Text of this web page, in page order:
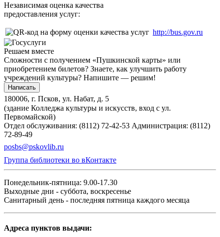
Независимая оценка качества
предоставления услуг:
http://bus.gov.ru
Решаем вместе
Сложности с получением «Пушкинской карты» или
приобретением билетов? Знаете, как улучшить работу
учреждений культуры? Напишите — решим!
Написать
180006, г. Псков, ул. Набат, д. 5
(здание Колледжа культуры и искусств, вход с ул.
Первомайской)
Отдел обслуживания: (8112) 72-42-53 Администрация: (8112)
72-89-49
posbs@pskovlib.ru
Группа библиотеки во вКонтакте
Понедельник-пятница: 9.00-17.30
Выходные дни - суббота, воскресенье
Санитарный день - последняя пятница каждого месяца
Адреса пунктов выдачи: